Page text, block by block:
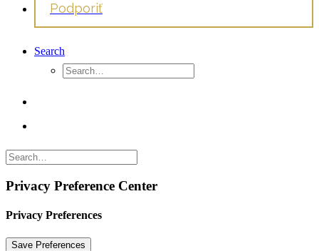
Podporiť
Search
Privacy Preference Center
Privacy Preferences